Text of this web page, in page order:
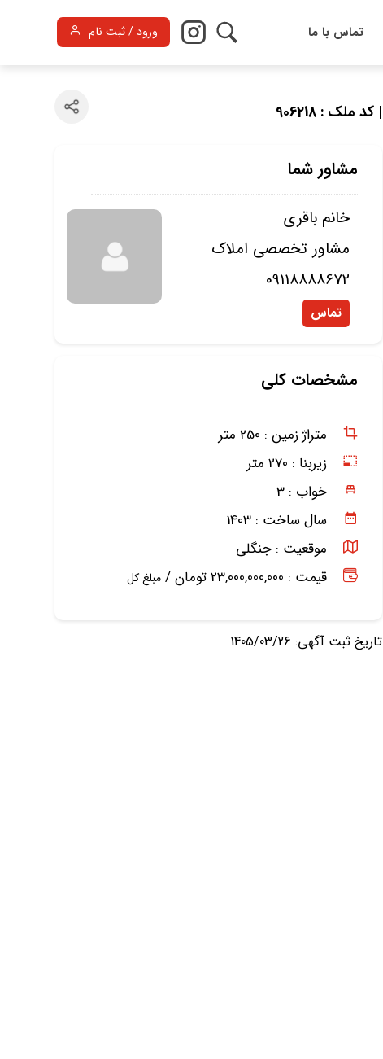
تماس با ما ورود / ثبت نام
| کد ملک : 906218
مشاور شما
خانم باقری
مشاور تخصصی املاک
09118888672
تماس
مشخصات کلی
متراژ زمین : 250 متر
زیربنا : 270 متر
خواب : 3
سال ساخت : 1403
موقعیت : جنگلی
قیمت : 23,000,000,000 تومان /
مبلغ کل
تاریخ ثبت آگهی: 1405/03/26